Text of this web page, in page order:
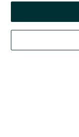
Kontynuując za